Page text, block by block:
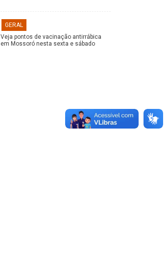
GERAL
Veja pontos de vacinação antirrábica
em Mossoró nesta sexta e sábado